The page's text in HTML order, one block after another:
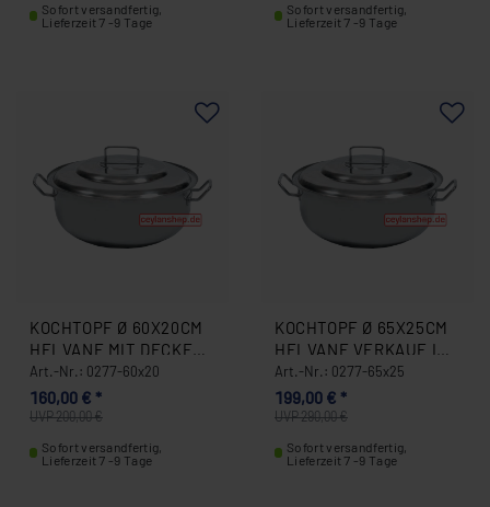
Sofort versandfertig,
Lieferzeit 7 -9 Tage
Sofort versandfertig,
Lieferzeit 7 -9 Tage
KOCHTOPF Ø 60X20CM
HELVANE MIT DECKEL
18/10 EDELSTAHL
0277-60X20
Art.-Nr.: 0277-60x20
UVP 200,00 €
160,00 € *
Sofort versandfertig,
Lieferzeit 7 -9 Tage
KOCHTOPF Ø 65X25CM
HELVANE VERKAUF IN
NRW 0277-65X25
Art.-Nr.: 0277-65x25
UVP 290,00 €
199,00 € *
Sofort versandfertig,
Lieferzeit 7 -9 Tage